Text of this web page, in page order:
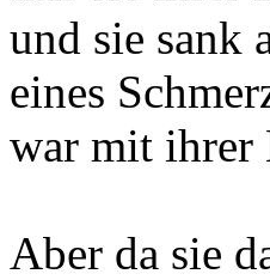
und sie sank
eines
war mit ihrer
Aber da sie